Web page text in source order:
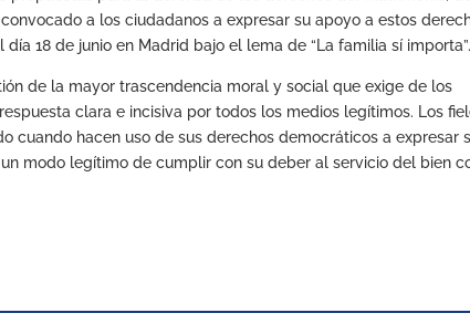
a los ciudadanos a expresar su apoyo a estos
18 de junio en Madrid bajo el lema de “La familia sí importa”.
de la mayor trascendencia moral y social que exige de los
clara e incisiva por todos los medios legítimos. Los
cuando hacen uso de sus derechos democráticos a expresar
modo legítimo de cumplir con su deber al servicio del bien